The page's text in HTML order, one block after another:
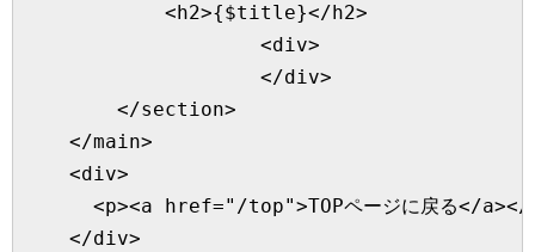
            <h2>{$title}</h2>
                    <div>
                    </div>
        </section>
    </main>
    <div>
<p><a href="/top">TOPページに戻る</